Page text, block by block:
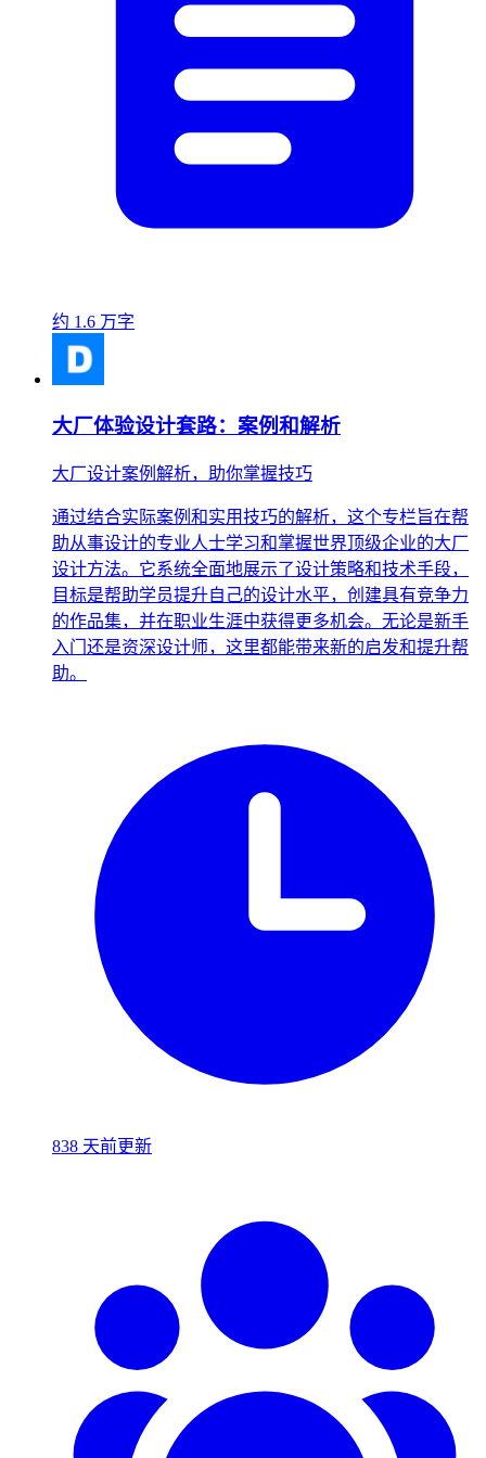
约 1.6 万字
大厂体验设计套路：案例和解析
大厂设计案例解析，助你掌握技巧
通过结合实际案例和实用技巧的解析，这个专栏旨在帮
助从事设计的专业人士学习和掌握世界顶级企业的大厂
设计方法。它系统全面地展示了设计策略和技术手段，
目标是帮助学员提升自己的设计水平，创建具有竞争力
的作品集，并在职业生涯中获得更多机会。无论是新手
入门还是资深设计师，这里都能带来新的启发和提升帮
助。
838 天前更新